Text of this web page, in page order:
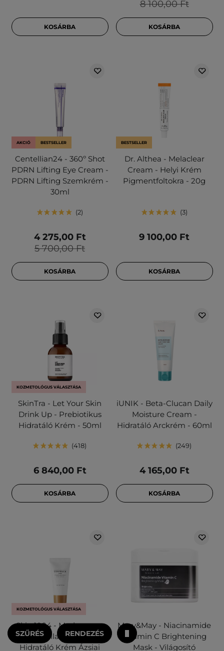
KOSÁRBA
8 100,00 Ft
KOSÁRBA
AKCIÓ BESTSELLER
Centellian24 - 360º Shot
PDRN Lifting Eye Cream -
PDRN Lifting Szemkrém -
30ml
2
5 700,00 Ft
4 275,00 Ft
KOSÁRBA
BESTSELLER
Dr. Althea - Melaclear
Cream - Helyi Krém
Pigmentfoltokra - 20g
3
9 100,00 Ft
KOSÁRBA
KOZMETOLÓGUS VÁLASZTÁSA
SkinTra - Let Your Skin
Drink Up - Prebiotikus
Hidratáló Krém - 50ml
418
6 840,00 Ft
KOSÁRBA
iUNIK - Beta-Clucan Daily
Moisture Cream -
Hidratáló Arckrém - 60ml
249
4 165,00 Ft
KOSÁRBA
KOZMETOLÓGUS VÁLASZTÁSA
Skin 1004 - Madagascar
Centella Cream -
Hidratáló Krém Ázsiai
Mary&May - Niacinamide
Vitamin C Brightening
Mask - Világosító
SZŰRÉS RENDEZÉS